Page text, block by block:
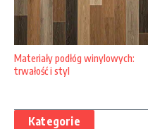
Materiały podłóg winylowych:
trwałość i styl
Kategorie